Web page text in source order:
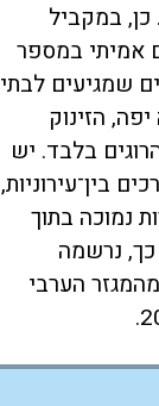
במקביל
אמיתי במספר
שמגיעים לבתי
הזינוק
בלבד. יש
בין־עירוניות,
נמוכה בתוך
כך, נרשמה
מ־62% בהרוגים מהמגזר הערבי